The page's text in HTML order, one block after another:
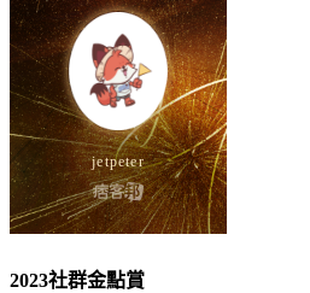
2023社群金點賞